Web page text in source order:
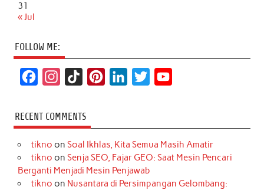
31
« Jul
FOLLOW ME:
c
e
b
o
s
t
a
r
k
T
o
k
t
e
r
e
k
e
d
I
t
t
r
T
u
e
RECENT COMMENTS
tikno on Soal Ikhlas, Kita Semua Masih Amatir
tikno on Senja SEO, Fajar GEO: Saat Mesin Pencari
Berganti Menjadi Mesin Penjawab
tikno on Nusantara di Persimpangan Gelombang: